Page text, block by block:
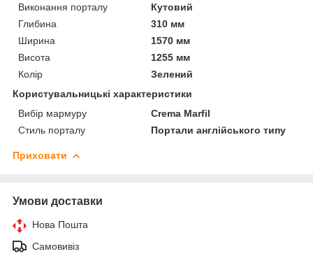
Виконання порталу
Кутовий
Глибина
310 мм
Ширина
1570 мм
Висота
1255 мм
Колір
Зелений
Користувальницькі характеристики
Вибір мармуру
Crema Marfil
Стиль порталу
Портали англійського типу
Приховати
Умови доставки
Нова Пошта
Самовивіз